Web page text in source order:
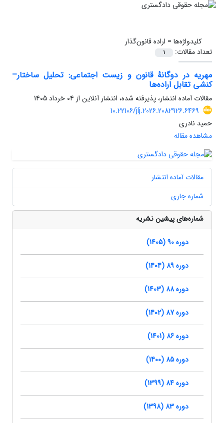
کلیدواژه‌ها = اراده قانون‌گذار
تعداد مقالات:
1
مهریه در دوگانۀ قانون و زیست اجتماعی: تحلیل ساختار–
کنشی تقابل اراده‌ها
مقالات آماده انتشار، پذیرفته شده، انتشار آنلاین از 04 خرداد 1405
10.22106/jlj.2026.2082926.6469
حمید نادری
مشاهده مقاله
مقالات آماده انتشار
شماره جاری
شماره‌های پیشین نشریه
دوره 90 (1405)
دوره 89 (1404)
دوره 88 (1403)
دوره 87 (1402)
دوره 86 (1401)
دوره 85 (1400)
دوره 84 (1399)
دوره 83 (1398)